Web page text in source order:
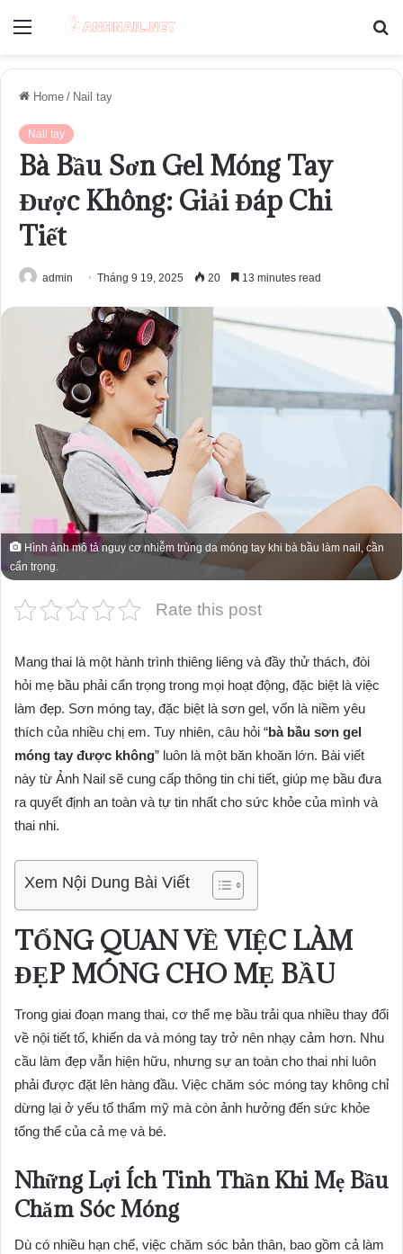
Menu
Home / Nail tay
Nail tay
Bà Bầu Sơn Gel Móng Tay
Được Không: Giải Đáp Chi
Tiết
admin Tháng 9 19, 2025 20 13 minutes read
Hình ảnh mô tả nguy cơ nhiễm trùng da móng tay khi bà bầu làm nail, cần
cẩn trọng.
Rate this post
Mang thai là một hành trình thiêng liêng và đầy thử thách, đòi
hỏi mẹ bầu phải cẩn trọng trong mọi hoạt động, đặc biệt là việc
làm đẹp. Sơn móng tay, đặc biệt là sơn gel, vốn là niềm yêu
thích của nhiều chị em. Tuy nhiên, câu hỏi “bà bầu sơn gel
móng tay được không” luôn là một băn khoăn lớn. Bài viết
này từ Ảnh Nail sẽ cung cấp thông tin chi tiết, giúp mẹ bầu đưa
ra quyết định an toàn và tự tin nhất cho sức khỏe của mình và
thai nhi.
Xem Nội Dung Bài Viết
TỔNG QUAN VỀ VIỆC LÀM
ĐẸP MÓNG CHO MẸ BẦU
Trong giai đoạn mang thai, cơ thể mẹ bầu trải qua nhiều thay đổi
về nội tiết tố, khiến da và móng tay trở nên nhạy cảm hơn. Nhu
cầu làm đẹp vẫn hiện hữu, nhưng sự an toàn cho thai nhi luôn
phải được đặt lên hàng đầu. Việc chăm sóc móng tay không chỉ
dừng lại ở yếu tố thẩm mỹ mà còn ảnh hưởng đến sức khỏe
tổng thể của cả mẹ và bé.
Những Lợi Ích Tinh Thần Khi Mẹ Bầu
Chăm Sóc Móng
Dù có nhiều hạn chế, việc chăm sóc bản thân, bao gồm cả làm